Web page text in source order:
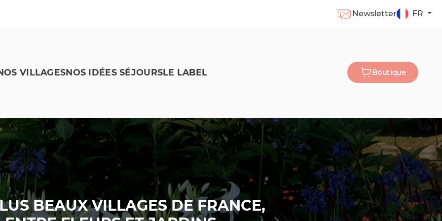
Newsletter FR
VILLAGESNOS IDÉES SÉJOURSLE LABEL Boutique
BEAUX VILLAGES DE FRANCE,